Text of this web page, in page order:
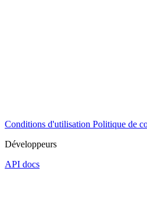
Conditions d'utilisation Politique de
Développeurs
API docs